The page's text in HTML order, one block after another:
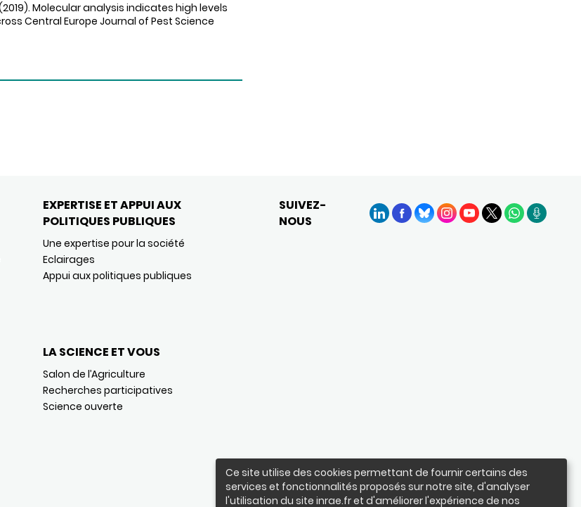
Ce site utilise des cookies permettant de fournir certains des
services et fonctionnalités proposés sur notre site, d'analyser
l'utilisation du site inrae.fr et d'améliorer l'expérience de nos
(2019). Molecular analysis indicates high levels
Central Europe Journal of Pest Science
EXPERTISE ET APPUI AUX
POLITIQUES PUBLIQUES
Une expertise pour la société
Eclairages
Appui aux politiques publiques
LA SCIENCE ET VOUS
Salon de l’Agriculture
Recherches participatives
Science ouverte
SUIVEZ-
NOUS
LinkedInFacebook
BlueSkyInstagram
YouTube
X WhatsApp
Podcasts